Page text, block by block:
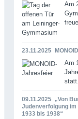
Am
23.11.2025
Am
statt.
09.11.2025 „Von
Judenverfolgung
1933 bis 1938“